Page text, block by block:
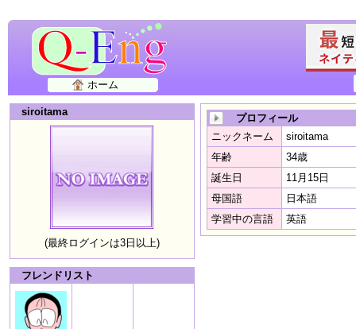
ホーム
siroitama
(最終ログインは3日以上)
フレンドリスト
プロフィール
ニックネーム
siroitama
年齢
34歳
誕生日
11月15日
母国語
日本語
学習中の言語
英語